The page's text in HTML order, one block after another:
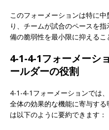
このフォーメーションは特に
り、チームが試合のペースを
備の脆弱性を最小限に抑えるこ
4-1-4-1フォーメーシ
ールダーの役割
4-1-4-1フォーメーションでは
全体の効果的な機能に寄与す
は以下のように要約できます：